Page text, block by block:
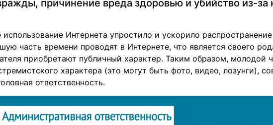
причинение вреда здоровью и убийство из-за
Интернета упростило и ускорило
часть времени проводят в Интернете, что является своего
приобретают публичный характер. Таким образом, молодой
характера (это могут быть фото, видео, лозунги),
ответственность.